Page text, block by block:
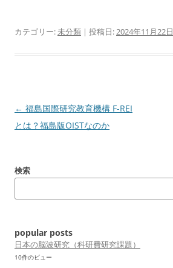
カテゴリー:未分類 | 投稿日:2024年11月22日
投
稿
ゲ
ン
← 福島国際研究教育機構 F-REI
とは？福島版OISTなのか
検索
popular posts
日本の脳波研究（科研費研究課題）
10件のビュー